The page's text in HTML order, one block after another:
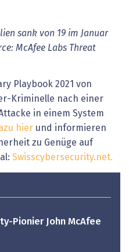
sank von 19 im Januar
McAfee Labs Threat
Playbook 2021 von
Kriminelle nach einer
in einem System
hier und informieren
zu Genüge auf
Swisscybersecurity.net.
Pionier John McAfee